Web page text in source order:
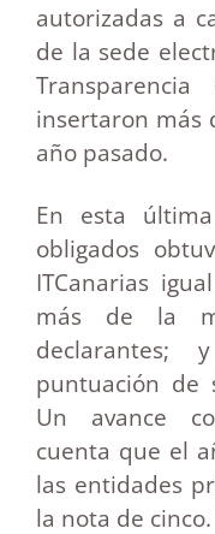
autorizadas a
de la sede
insertaron más
año pasado.
En esta
obligados
ITCanarias
más de la
declarantes;
puntuación de
Un avance
cuenta que el
las entidades
la nota de cinco.